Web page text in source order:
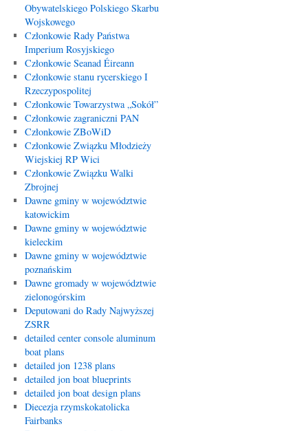
Obywatelskiego Polskiego Skarbu
Wojskowego
Członkowie Rady Państwa
Imperium Rosyjskiego
Członkowie Seanad Éireann
Członkowie stanu rycerskiego I
Rzeczypospolitej
Członkowie Towarzystwa „Sokół”
Członkowie zagraniczni PAN
Członkowie ZBoWiD
Członkowie Związku Młodzieży
Wiejskiej RP Wici
Członkowie Związku Walki
Zbrojnej
Dawne gminy w województwie
katowickim
Dawne gminy w województwie
kieleckim
Dawne gminy w województwie
poznańskim
Dawne gromady w województwie
zielonogórskim
Deputowani do Rady Najwyższej
ZSRR
detailed center console aluminum
boat plans
detailed jon 1238 plans
detailed jon boat blueprints
detailed jon boat design plans
Diecezja rzymskokatolicka
Fairbanks